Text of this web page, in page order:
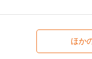
ほか